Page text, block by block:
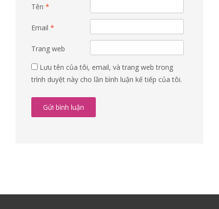
Tên *
Email *
Trang web
Lưu tên của tôi, email, và trang web trong
trình duyệt này cho lần bình luận kế tiếp của tôi.